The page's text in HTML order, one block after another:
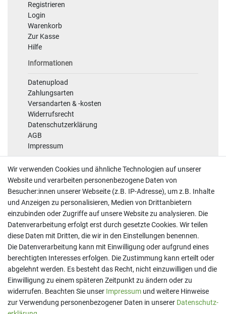
Registrieren
Login
Warenkorb
Zur Kasse
Hilfe
Informationen
Datenupload
Zahlungsarten
Versandarten & -kosten
Widerrufsrecht
Datenschutzerklärung
AGB
Impressum
Kontakt
Telefon:07191 - 9 33 21 80
E-Mail:info@printaro.de
Bürozeiten
Mo - Fr 09:00 Uhr - 13:00 Uhr
Wir verwenden Cookies und ähnliche Technologien auf unserer
Website und verarbeiten personenbezogene Daten von
Besucher:innen unserer Webseite (z.B. IP-Adresse), um z.B. Inhalte
und Anzeigen zu personalisieren, Medien von Drittanbietern
einzubinden oder Zugriffe auf unsere Website zu analysieren. Die
Datenverarbeitung erfolgt erst durch gesetzte Cookies. Wir teilen
diese Daten mit Dritten, die wir in den Einstellungen benennen.
Die Datenverarbeitung kann mit Einwilligung oder aufgrund eines
berechtigten Interesses erfolgen. Die Zustimmung kann erteilt oder
abgelehnt werden. Es besteht das Recht, nicht einzuwilligen und die
Einwilligung zu einem späteren Zeitpunkt zu ändern oder zu
widerrufen. Beachten Sie unser Impressum und weitere Hinweise
zur Verwendung personenbezogener Daten in unserer Daten­schutz­